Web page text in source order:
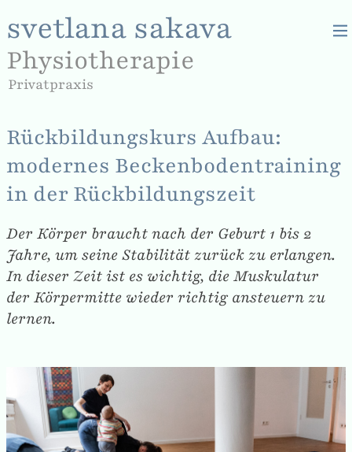
svetlana sakava
Physiotherapie
Privatpraxis
Rückbildungskurs Aufbau:
modernes Beckenbodentraining
in der Rückbildungszeit
Der Körper braucht nach der Geburt 1 bis 2
Jahre, um seine Stabilität zurück zu erlangen.
In dieser Zeit ist es wichtig, die Muskulatur
der Körpermitte wieder richtig ansteuern zu
lernen.